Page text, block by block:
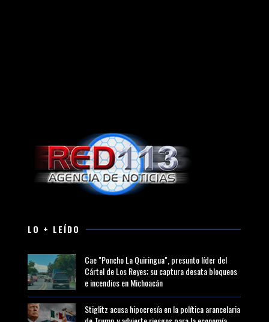
LO + LEÍDO
Cae "Poncho La Quiringua", presunto líder del
Cártel de Los Reyes; su captura desata bloqueos
e incendios en Michoacán
Stiglitz acusa hipocresía en la política arancelaria